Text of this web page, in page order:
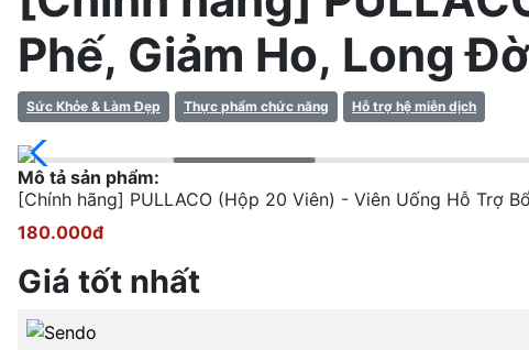
Phế, Giảm Ho, Long
Sức Khỏe & Làm Đẹp Thực phẩm chức năng Hỗ trợ hệ miễn dịch
Mô tả sản phẩm:
[Chính hãng] PULLACO (Hộp 20 Viên) - Viên Uống Hỗ Trợ
180.000đ
Giá tốt nhất